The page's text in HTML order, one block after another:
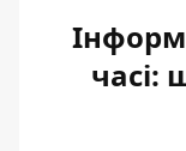
часі: